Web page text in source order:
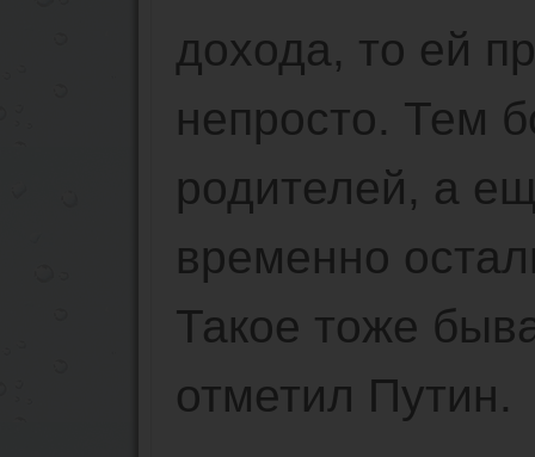
дохода, то ей
непросто. Тем
родителей, а
временно
Такое тоже
отметил Путин.